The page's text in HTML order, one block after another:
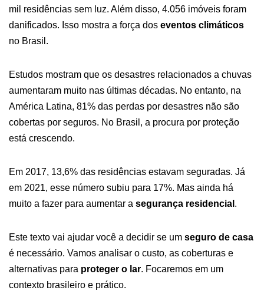
mil residências sem luz. Além disso, 4.056 imóveis foram
danificados. Isso mostra a força dos eventos climáticos
no Brasil.
Estudos mostram que os desastres relacionados a chuvas
aumentaram muito nas últimas décadas. No entanto, na
América Latina, 81% das perdas por desastres não são
cobertas por seguros. No Brasil, a procura por proteção
está crescendo.
Em 2017, 13,6% das residências estavam seguradas. Já
em 2021, esse número subiu para 17%. Mas ainda há
muito a fazer para aumentar a segurança residencial .
Este texto vai ajudar você a decidir se um seguro de casa
é necessário. Vamos analisar o custo, as coberturas e
alternativas para proteger o lar. Focaremos em um
contexto brasileiro e prático.